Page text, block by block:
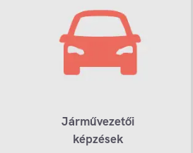
Járművezetői
képzések